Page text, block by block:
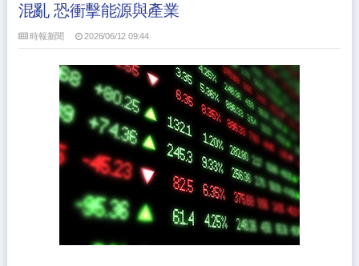
混亂 恐衝擊能源與產業
時報新聞 2026/06/12 09:44